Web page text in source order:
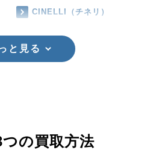
CINELLI（チネリ）
と見る
の買取方法